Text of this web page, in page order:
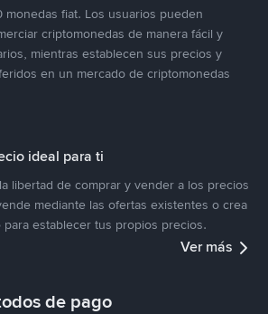
monedas fiat. Los usuarios pueden
criptomonedas de manera fácil y
mientras establecen sus precios y
en un mercado de criptomonedas
ideal para ti
libertad de comprar y vender a los precios
mediante las ofertas existentes o crea
establecer tus propios precios.
Ver más
de pago